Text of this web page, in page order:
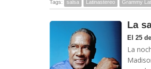
Tags: salsa Latinastereo Grammy
La
El 25
La